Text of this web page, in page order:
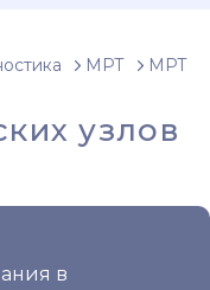
МРТ МРТ
узлов
в